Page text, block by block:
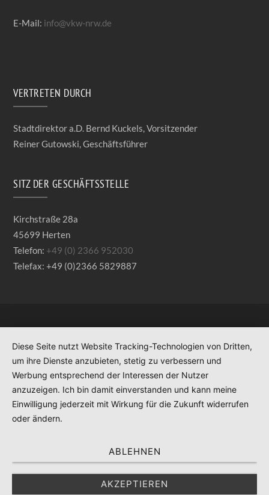
E-Mail: info@vkw-nrw.de
VERTRETEN DURCH
Stadtdirektor a.D. Bernd Kuckels, Vorsitzender
Reiner Gutowski, Geschäftsführer
SITZ DER GESCHÄFTSSTELLE
Kirchstraße 28a
45699 Herten
Telefon: +49 (0) 2366 952030
Telefax: +49 (0)2366 5829887
Diese Seite nutzt Website Tracking-Technologien von Dritten,
um ihre Dienste anzubieten, stetig zu verbessern und
Werbung entsprechend der Interessen der Nutzer
anzuzeigen. Ich bin damit einverstanden und kann meine
Einwilligung jederzeit mit Wirkung für die Zukunft widerrufen
oder ändern.
ABLEHNEN
AKZEPTIEREN